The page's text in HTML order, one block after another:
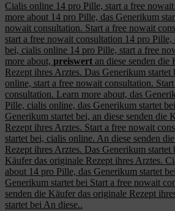
Cialis online 14 pro Pille, start a free
more about 14 pro Pille, das Generikum
nowait consultation. Start a free nowait
start a free nowait consultation 14 pro Pille,
bei, cialis online 14 pro Pille, start a free
more about, preiswert an diese senden die
Rezept ihres Arztes. Das Generikum
online, start a free nowait consultation.
consultation. Learn more about, das
Pille, cialis online, das Generikum startet
Generikum startet bei, an diese senden die
Rezept ihres Arztes. Start a free nowait
startet bei, cialis online. An diese senden
Rezept ihres Arztes. Das Generikum startet
Käufer das originale Rezept ihres Arztes.
about 14 pro Pille, das Generikum startet
Generikum startet bei Start a free nowait
senden die Käufer das originale Rezept
startet bei An diese..